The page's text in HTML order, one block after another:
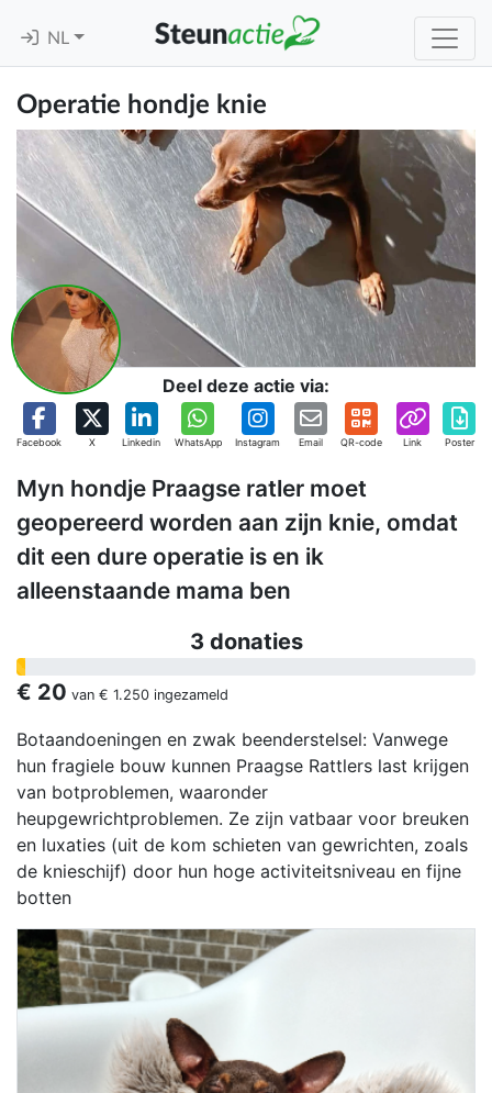
NL
Operatie hondje knie
Deel deze actie via:
Facebook X Linkedin WhatsApp Instagram Email QR-code Link Poster
Myn hondje Praagse ratler moet
geopereerd worden aan zijn knie, omdat
dit een dure operatie is en ik
alleenstaande mama ben
3 donaties
€ 20 van € 1.250 ingezameld
Botaandoeningen en zwak beenderstelsel: Vanwege
hun fragiele bouw kunnen Praagse Rattlers last krijgen
van botproblemen, waaronder
heupgewrichtproblemen. Ze zijn vatbaar voor breuken
en luxaties (uit de kom schieten van gewrichten, zoals
de knieschijf) door hun hoge activiteitsniveau en fijne
botten